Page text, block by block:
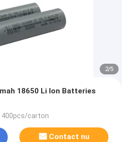
2/5
18650 Li Ion Batteries
400pcs/carton
Contact nu